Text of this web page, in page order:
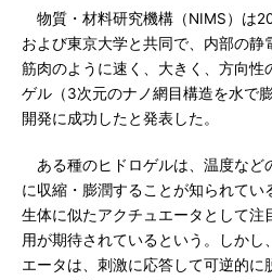
物質・材料研究機構（NIMS）は
および東京大学と共同で、内部の静
筋肉のように速く、大きく、方向性
ゲル（3次元のナノ網目構造を水で
開発に成功したと発表した。
ある種のヒドロゲルは、温度など
に収縮・膨潤することが知られてい
生体に似たアクチュエータとして注
用が期待されているという。しかし
エータは、刺激に応答して可逆的